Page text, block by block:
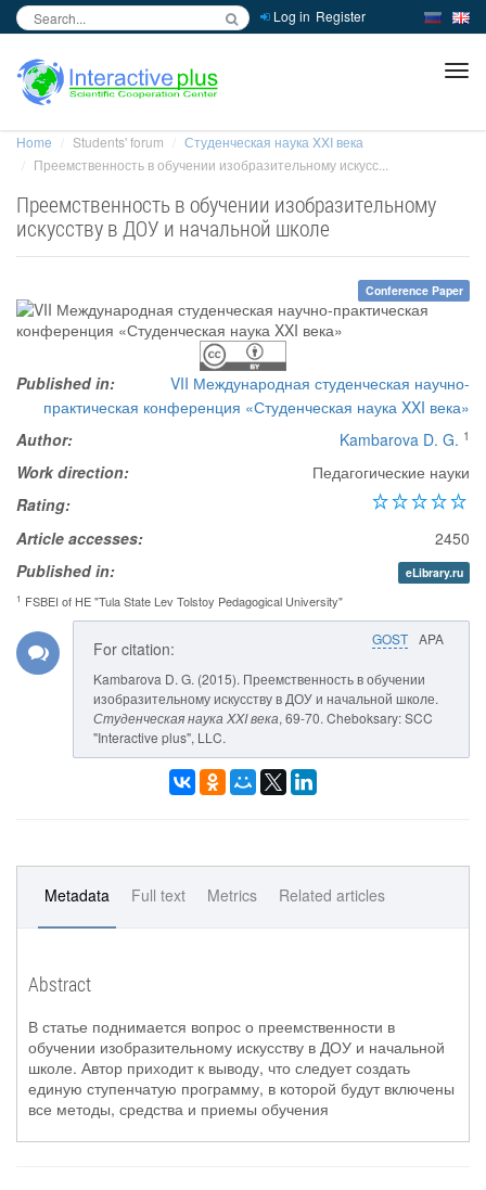
Log in Register
Home Students' forum
Студенческая наука XXI века
Преемственность в обучении изобразительному искусс...
Преемственность в обучении изобразительному
искусству в ДОУ и начальной школе
Conference Paper
Published in:
VII Международная студенческая научно-
практическая конференция «Студенческая наука XXI века»
Author:
Kambarova D. G. 1
Work direction:
Педагогические науки
Rating:
Article accesses:
2450
Published in:
eLibrary.ru
1 FSBEI of HE "Tula State Lev Tolstoy Pedagogical University"
GOST APA
For citation:
Kambarova D. G. (2015). Преемственность в обучении
изобразительному искусству в ДОУ и начальной школе.
Студенческая наука XXI века, 69-70. Cheboksary: SCC
"Interactive plus", LLC.
Metadata Full text Metrics Related articles
Abstract
В статье поднимается вопрос о преемственности в
обучении изобразительному искусству в ДОУ и начальной
школе. Автор приходит к выводу, что следует создать
единую ступенчатую программу, в которой будут включены
все методы, средства и приемы обучения